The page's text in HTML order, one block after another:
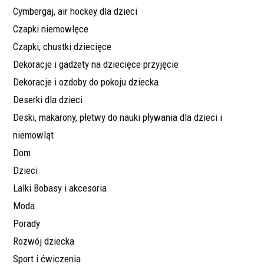
Cymbergaj, air hockey dla dzieci
Czapki niemowlęce
Czapki, chustki dziecięce
Dekoracje i gadżety na dziecięce przyjęcie
Dekoracje i ozdoby do pokoju dziecka
Deserki dla dzieci
Deski, makarony, płetwy do nauki pływania dla dzieci i
niemowląt
Dom
Dzieci
Lalki Bobasy i akcesoria
Moda
Porady
Rozwój dziecka
Sport i ćwiczenia